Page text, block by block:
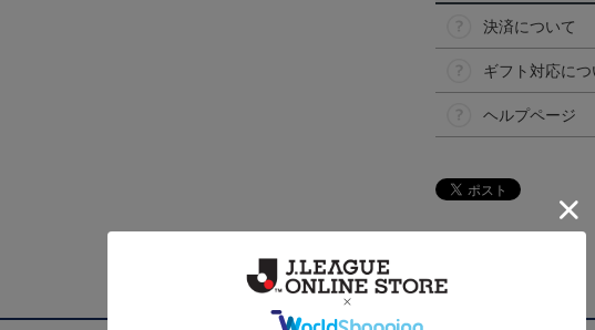
決済について
ギフト対応に
ヘルプページ